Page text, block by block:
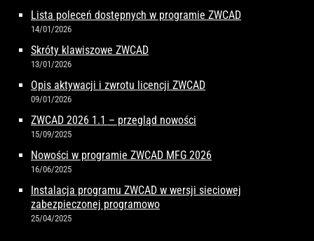
Lista poleceń dostępnych w programie ZWCAD
14/01/2026
Skróty klawiszowe ZWCAD
13/01/2026
Opis aktywacji i zwrotu licencji ZWCAD
09/01/2026
ZWCAD 2026 1.1 – przegląd nowości
15/09/2025
Nowości w programie ZWCAD MFG 2026
16/06/2025
Instalacja programu ZWCAD w wersji sieciowej
zabezpieczonej programowo
25/04/2025